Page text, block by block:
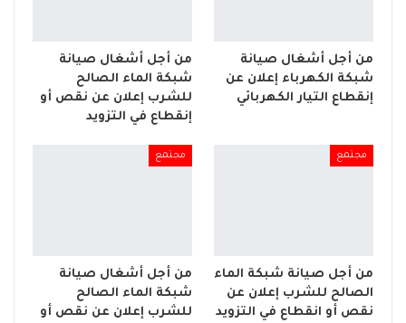
من أجل أشغال صيانة
شبكة الكهرباء إعلان عن
إنقطاع التيار الكهربائي
من أجل أشغال صيانة
شبكة الماء الصالح
للشرب إعلان عن نقص أو
إنقطاع في التزويد
مجتمع
من أجل صيانة شبكة الماء
الصالح للشرب إعلان عن
نقص أو انقطاع في التزويد
مجتمع
من أجل أشغال صيانة
شبكة الماء الصالح
للشرب إعلان عن نقص أو